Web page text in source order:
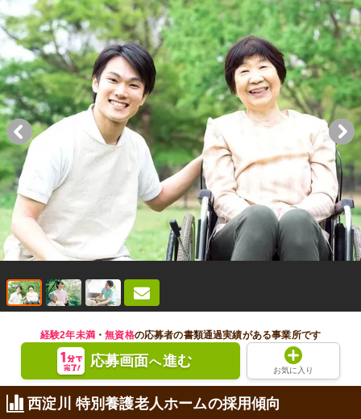
経験2年未満・無資格の応募者の書類通過実績がある事業所です
応募画面へ進む
お気に入り
西淀川 特別養護老人ホームの採用傾向